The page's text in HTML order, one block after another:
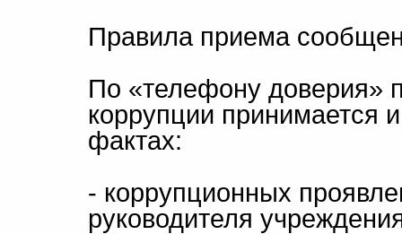
Правила приема
По «телефону доверия»
коррупции принимается
фактах:
- коррупционных
руководителя